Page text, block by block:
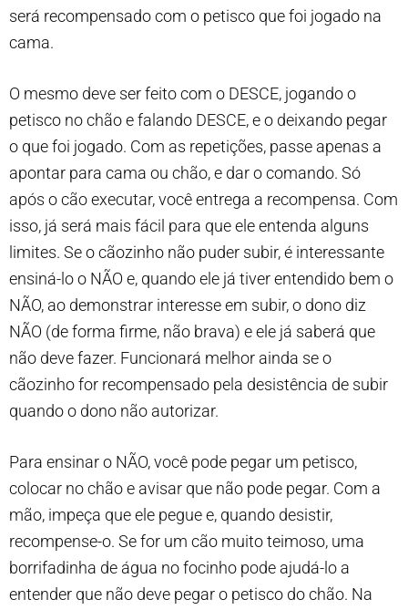
será recompensado com o petisco que foi jogado na
cama.
O mesmo deve ser feito com o DESCE, jogando o
petisco no chão e falando DESCE, e o deixando pegar
o que foi jogado. Com as repetições, passe apenas a
apontar para cama ou chão, e dar o comando. Só
após o cão executar, você entrega a recompensa. Com
isso, já será mais fácil para que ele entenda alguns
limites. Se o cãozinho não puder subir, é interessante
ensiná-lo o NÃO e, quando ele já tiver entendido bem o
NÃO, ao demonstrar interesse em subir, o dono diz
NÃO (de forma firme, não brava) e ele já saberá que
não deve fazer. Funcionará melhor ainda se o
cãozinho for recompensado pela desistência de subir
quando o dono não autorizar.
Para ensinar o NÃO, você pode pegar um petisco,
colocar no chão e avisar que não pode pegar. Com a
mão, impeça que ele pegue e, quando desistir,
recompense-o. Se for um cão muito teimoso, uma
borrifadinha de água no focinho pode ajudá-lo a
entender que não deve pegar o petisco do chão. Na